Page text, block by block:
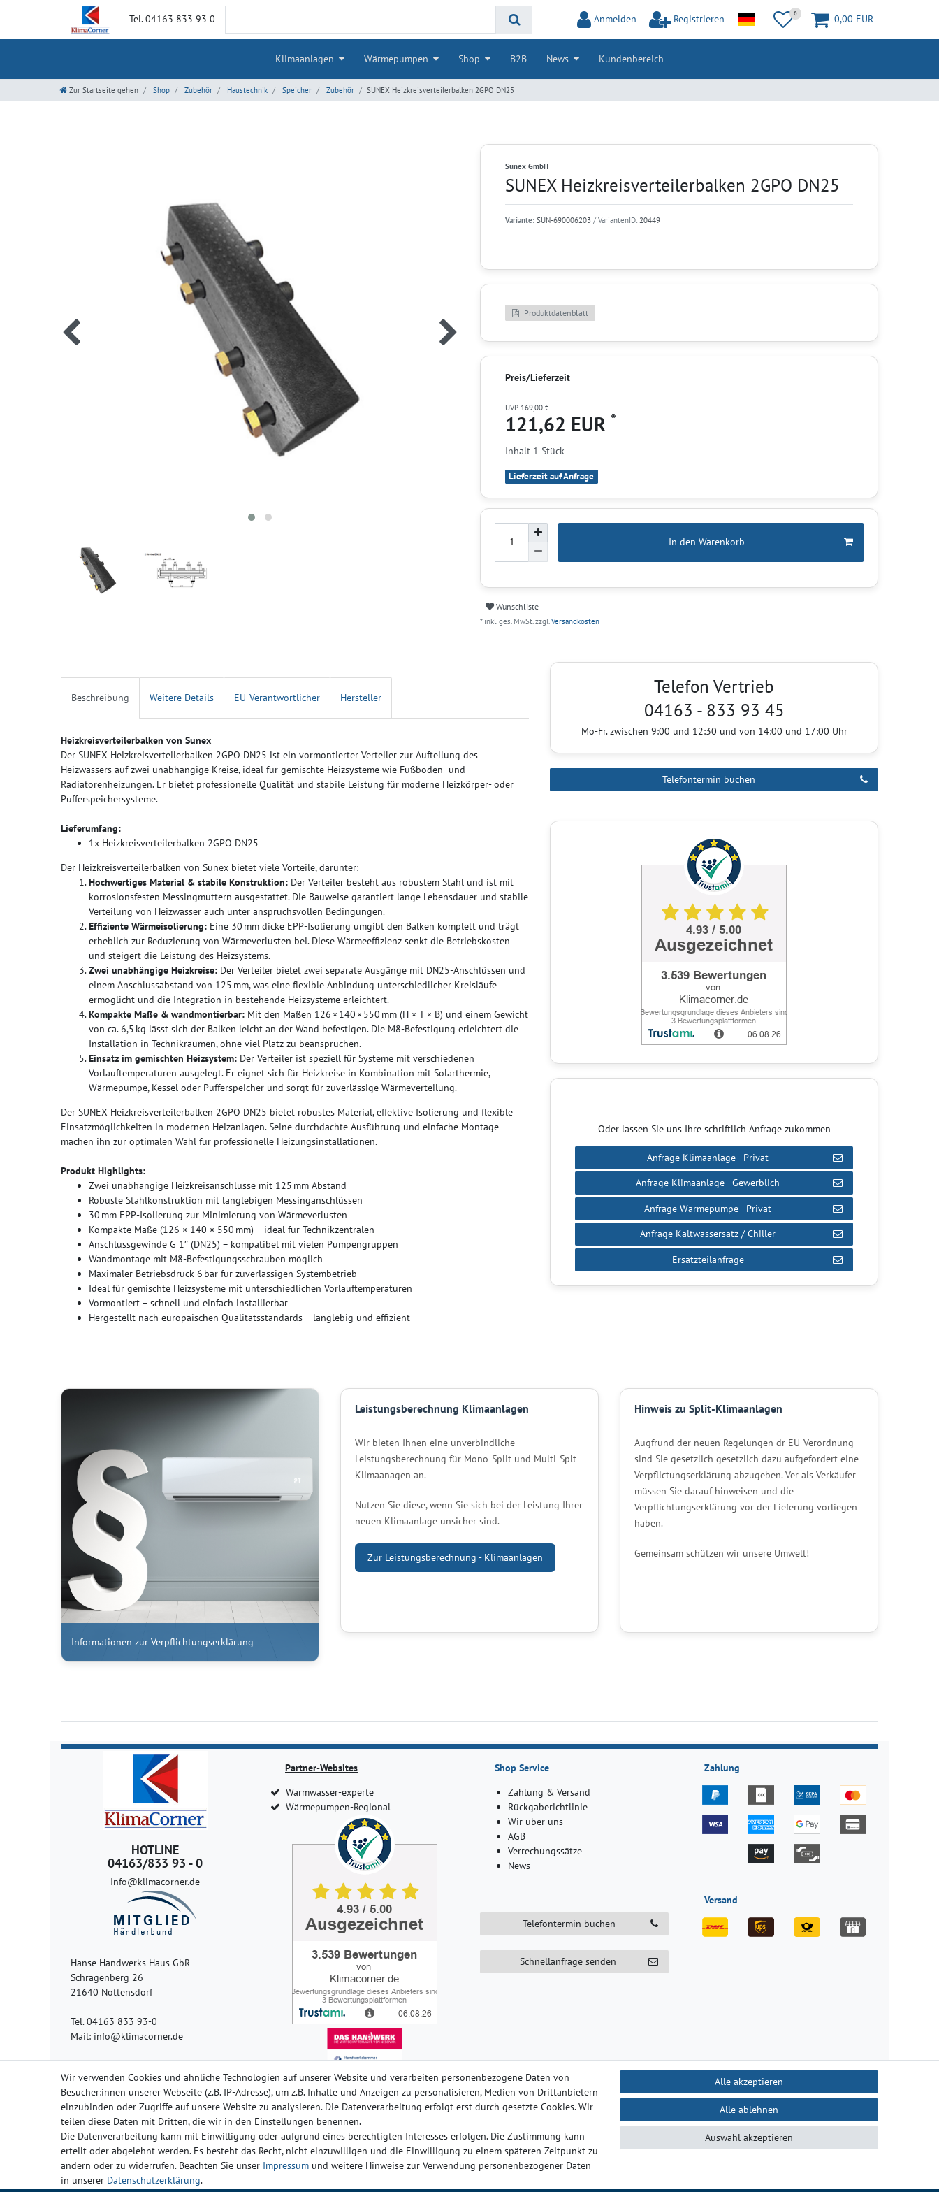
Tel. 04163 833 93 0 Anmelden Registrieren 0 0,00 EUR
Klimaanlagen Wärmepumpen Shop B2B News Kundenbereich
Zur Startseite gehen Shop Zubehör Haustechnik Speicher Zubehör SUNEX Heizkreisverteilerbalken 2GPO DN25
Sunex GmbH
SUNEX Heizkreisverteilerbalken 2GPO DN25
Variante: SUN-690006203 / VariantenID: 20449
Produktdatenblatt
Preis/Lieferzeit
UVP 169,00 €
121,62 EUR *
Inhalt 1 Stück
Lieferzeit auf Anfrage
In den Warenkorb
Wunschliste
* inkl. ges. MwSt. zzgl. Versandkosten
Beschreibung Weitere Details EU-Verantwortlicher Hersteller
Heizkreisverteilerbalken von Sunex
Der SUNEX Heizkreisverteilerbalken 2GPO DN25 ist ein vormontierter Verteiler zur Aufteilung des
Heizwassers auf zwei unabhängige Kreise, ideal für gemischte Heizsysteme wie Fußboden- und
Radiatorenheizungen. Er bietet professionelle Qualität und stabile Leistung für moderne Heizkörper- oder
Pufferspeichersysteme.
Lieferumfang:
1x Heizkreisverteilerbalken 2GPO DN25
Der Heizkreisverteilerbalken von Sunex bietet viele Vorteile, darunter:
Hochwertiges Material & stabile Konstruktion: Der Verteiler besteht aus robustem Stahl und ist mit
korrosionsfesten Messingmuttern ausgestattet. Die Bauweise garantiert lange Lebensdauer und stabile
Verteilung von Heizwasser auch unter anspruchsvollen Bedingungen.
Effiziente Wärmeisolierung: Eine 30 mm dicke EPP-Isolierung umgibt den Balken komplett und trägt
erheblich zur Reduzierung von Wärmeverlusten bei. Diese Wärmeeffizienz senkt die Betriebskosten
und steigert die Leistung des Heizsystems.
Zwei unabhängige Heizkreise: Der Verteiler bietet zwei separate Ausgänge mit DN25-Anschlüssen und
einem Anschlussabstand von 125 mm, was eine flexible Anbindung unterschiedlicher Kreisläufe
ermöglicht und die Integration in bestehende Heizsysteme erleichtert.
Kompakte Maße & wandmontierbar: Mit den Maßen 126 × 140 × 550 mm (H × T × B) und einem Gewicht
von ca. 6,5 kg lässt sich der Balken leicht an der Wand befestigen. Die M8-Befestigung erleichtert die
Installation in Technikräumen, ohne viel Platz zu beanspruchen.
Einsatz im gemischten Heizsystem: Der Verteiler ist speziell für Systeme mit verschiedenen
Vorlauftemperaturen ausgelegt. Er eignet sich für Heizkreise in Kombination mit Solarthermie,
Wärmepumpe, Kessel oder Pufferspeicher und sorgt für zuverlässige Wärmeverteilung.
Der SUNEX Heizkreisverteilerbalken 2GPO DN25 bietet robustes Material, effektive Isolierung und flexible
Einsatzmöglichkeiten in modernen Heizanlagen. Seine durchdachte Ausführung und einfache Montage
machen ihn zur optimalen Wahl für professionelle Heizungsinstallationen.
Produkt Highlights:
Zwei unabhängige Heizkreisanschlüsse mit 125 mm Abstand
Robuste Stahlkonstruktion mit langlebigen Messinganschlüssen
30 mm EPP-Isolierung zur Minimierung von Wärmeverlusten
Kompakte Maße (126 × 140 × 550 mm) – ideal für Technikzentralen
Anschlussgewinde G 1″ (DN25) – kompatibel mit vielen Pumpengruppen
Wandmontage mit M8-Befestigungsschrauben möglich
Maximaler Betriebsdruck 6 bar für zuverlässigen Systembetrieb
Ideal für gemischte Heizsysteme mit unterschiedlichen Vorlauftemperaturen
Vormontiert – schnell und einfach installierbar
Hergestellt nach europäischen Qualitätsstandards – langlebig und effizient
Telefon Vertrieb
04163 - 833 93 45
Mo-Fr. zwischen 9:00 und 12:30 und von 14:00 und 17:00 Uhr
Telefontermin buchen
Oder lassen Sie uns Ihre schriftlich Anfrage zukommen
Anfrage Klimaanlage - Privat
Anfrage Klimaanlage - Gewerblich
Anfrage Wärmepumpe - Privat
Anfrage Kaltwassersatz / Chiller
Ersatzteilanfrage
Informationen zur Verpflichtungserklärung
Leistungsberechnung Klimaanlagen
Wir bieten Ihnen eine unverbindliche
Leistungsberechnung für Mono-Split und Multi-Splt
Klimaanagen an.
Nutzen Sie diese, wenn Sie sich bei der Leistung Ihrer
neuen Klimaanlage unsicher sind.
Zur Leistungsberechnung - Klimaanlagen
Hinweis zu Split-Klimaanlagen
Augfrund der neuen Regelungen dr EU-Verordnung
sind Sie gesetzlich gesetzlich dazu aufgefordert eine
Verpflictungserklärung abzugeben. Ver als Verkäufer
müssen Sie darauf hinweisen und die
Verpflichtungserklärung vor der Lieferung vorliegen
haben.
Gemeinsam schützen wir unsere Umwelt!
HOTLINE
04163/833 93 - 0
Info@klimacorner.de
Hanse Handwerks Haus GbR
Schragenberg 26
21640 Nottensdorf
Tel. 04163 833 93-0
Mail: info@klimacorner.de
Partner-Websites
Warmwasser-experte
Wärmepumpen-Regional
Shop Service
Zahlung & Versand
Rückgaberichtlinie
Wir über uns
AGB
Verrechungssätze
News
Telefontermin buchen
Schnellanfrage senden
Zahlung
Versand
Impressum Daten­schutz­erklärung AGB Barrierefreiheitserklärung Widerrufs­recht
Wir verwenden Cookies und ähnliche Technologien auf unserer Website und verarbeiten personenbezogene Daten von
Besucher:innen unserer Webseite (z.B. IP-Adresse), um z.B. Inhalte und Anzeigen zu personalisieren, Medien von Drittanbietern
einzubinden oder Zugriffe auf unsere Website zu analysieren. Die Datenverarbeitung erfolgt erst durch gesetzte Cookies. Wir
teilen diese Daten mit Dritten, die wir in den Einstellungen benennen.
Die Datenverarbeitung kann mit Einwilligung oder aufgrund eines berechtigten Interesses erfolgen. Die Zustimmung kann
erteilt oder abgelehnt werden. Es besteht das Recht, nicht einzuwilligen und die Einwilligung zu einem späteren Zeitpunkt zu
ändern oder zu widerrufen. Beachten Sie unser Impressum und weitere Hinweise zur Verwendung personenbezogener Daten
in unserer Daten­schutz­erklärung.
Alle akzeptieren
Alle ablehnen
Auswahl akzeptieren
© Copyright 2024-2025 | Alle Rechte vorbehalten.